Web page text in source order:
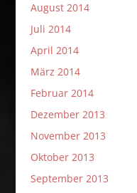
August 2014
Juli 2014
April 2014
März 2014
Februar 2014
Dezember 2013
November 2013
Oktober 2013
September 2013